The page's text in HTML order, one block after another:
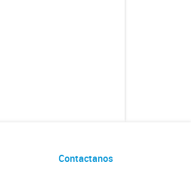
Contactanos